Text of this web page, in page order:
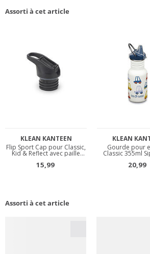
Assorti à cet article
Assorti à cet article